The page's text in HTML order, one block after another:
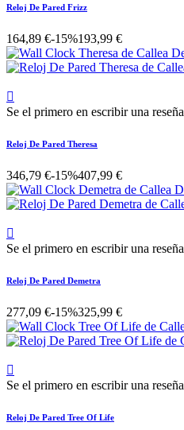
Reloj De Pared Frizz
164,89 €-15%193,99 €

Se el primero en escribir una reseña
Reloj De Pared Theresa
346,79 €-15%407,99 €

Se el primero en escribir una reseña
Reloj De Pared Demetra
277,09 €-15%325,99 €

Se el primero en escribir una reseña
Reloj De Pared Tree Of Life